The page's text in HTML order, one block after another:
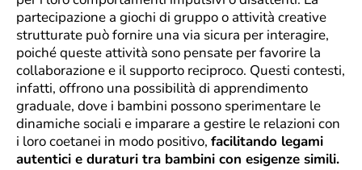
partecipazione a giochi di gruppo o attività creative
strutturate può fornire una via sicura per interagire,
poiché queste attività sono pensate per favorire la
collaborazione e il supporto reciproco. Questi contesti,
infatti, offrono una possibilità di apprendimento
graduale, dove i bambini possono sperimentare le
dinamiche sociali e imparare a gestire le relazioni con
i loro coetanei in modo positivo, facilitando legami
autentici e duraturi tra bambini con esigenze simili.